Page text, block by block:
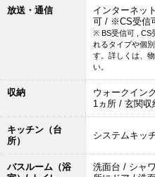
放送・通信
インターネッ
可 / ※CS受信
※ BS受信可 , CS
れるタイプや個
す。詳しくは、
い。
収納
ウォークイン
1ヵ所 / 玄関
キッチン（台
所）
システムキッ
バスルーム（浴
洗面台 / シャ